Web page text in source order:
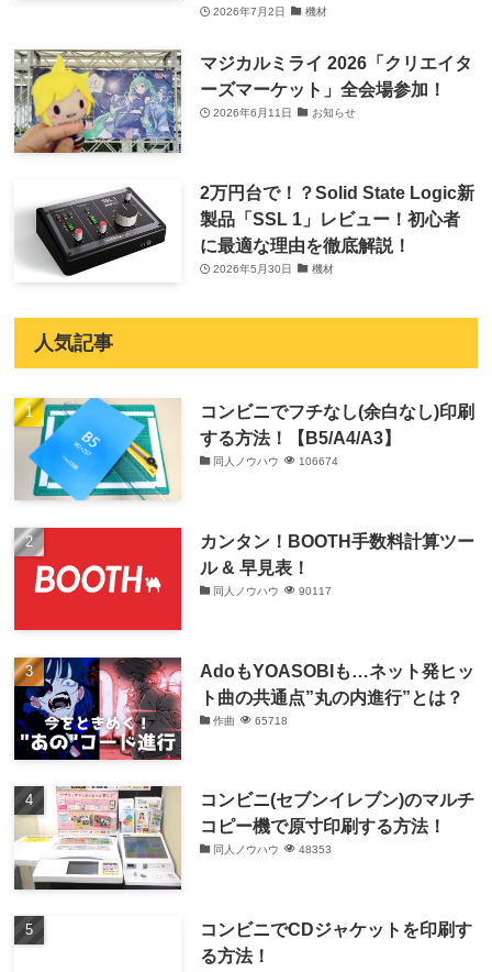
2026年7月2日 機材
マジカルミライ 2026「クリエイタ
ーズマーケット」全会場参加！
2026年6月11日 お知らせ
2万円台で！？Solid State Logic新
製品「SSL 1」レビュー！初心者
に最適な理由を徹底解説！
2026年5月30日 機材
人気記事
コンビニでフチなし(余白なし)印刷
する方法！【B5/A4/A3】
同人ノウハウ 106674
カンタン！BOOTH手数料計算ツー
ル & 早見表！
同人ノウハウ 90117
AdoもYOASOBIも…ネット発ヒッ
ト曲の共通点”丸の内進行”とは？
作曲 65718
コンビニ(セブンイレブン)のマルチ
コピー機で原寸印刷する方法！
同人ノウハウ 48353
コンビニでCDジャケットを印刷す
る方法！